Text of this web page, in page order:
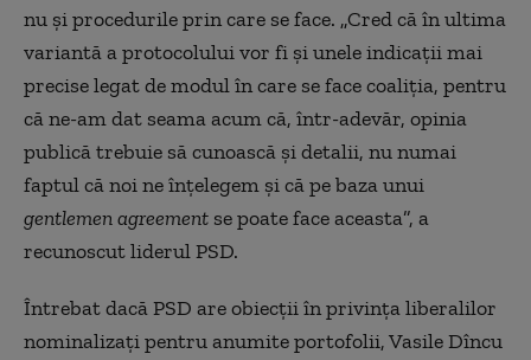
nu și procedurile prin care se face. „Cred că în ultima
variantă a protocolului vor fi și unele indicații mai
precise legat de modul în care se face coaliția, pentru
că ne-am dat seama acum că, într-adevăr, opinia
publică trebuie să cunoască și detalii, nu numai
faptul că noi ne înțelegem și că pe baza unui
gentlemen agreement se poate face aceasta”, a
recunoscut liderul PSD.
Întrebat dacă PSD are obiecții în privința liberalilor
nominalizați pentru anumite portofolii, Vasile Dîncu